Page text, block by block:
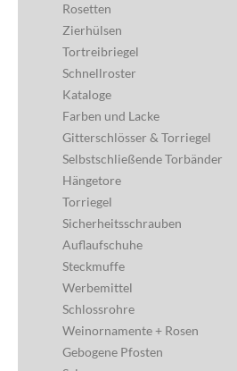
Rosetten
Zierhülsen
Tortreibriegel
Schnellroster
Kataloge
Farben und Lacke
Gitterschlösser & Torriegel
Selbstschließende Torbänder
Hängetore
Torriegel
Sicherheitsschrauben
Auflaufschuhe
Steckmuffe
Werbemittel
Schlossrohre
Weinornamente + Rosen
Gebogene Pfosten